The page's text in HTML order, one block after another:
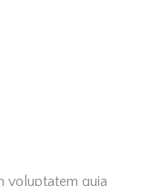
voluptatem quia